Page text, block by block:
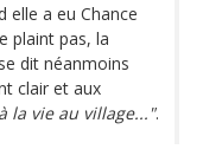
elle a eu Chance
plaint pas, la
dit néanmoins
clair et aux
la vie au village...".